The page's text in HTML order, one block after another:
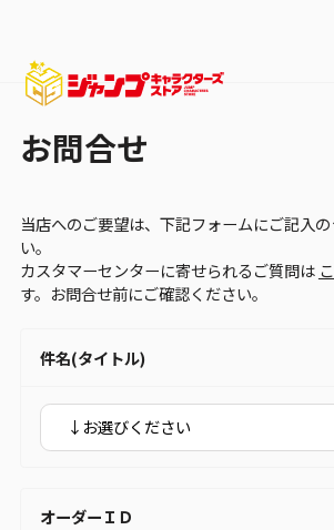
お問合せ
当店へのご要望は、下記フォームにご記入
い。
カスタマーセンターに寄せられるご質問は
す。お問合せ前にご確認ください。
件名(タイトル)
オーダーＩＤ